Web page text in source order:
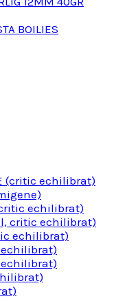
BOILIES
(critic echilibrat)
(critic echilibrat)
critic echilibrat)
echilibrat)
echilibrat)
echilibrat)